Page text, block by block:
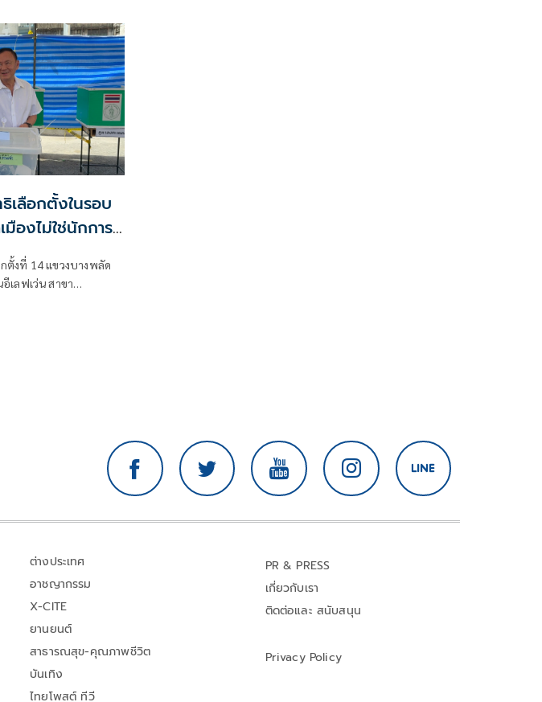
ใหม่ ดึงการลงทุน พร้อม
หันมามองผลลัพธ์ต่อ
เลือกตั้งในรอบ
องไม่ใช่นักการ
ตั้งที่ 14 แขวงบางพลัด
เลฟเว่น สาขา
ต่างประเทศ
อาชญากรรม
X-CITE
ยานยนต์
สาธารณสุข-คุณภาพชีวิต
บันเทิง
ไทยโพสต์ ทีวี
PR & PRESS
เกี่ยวกับเรา
ติดต่อและ สนับสนุน
Privacy Policy